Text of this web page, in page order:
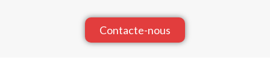
Contacte-nous